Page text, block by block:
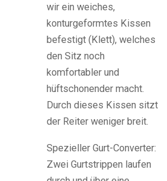
wir ein weiches,
konturgeformtes Kissen
befestigt (Klett), welches
den Sitz noch
komfortabler und
hüftschonender macht.
Durch dieses Kissen sitzt
der Reiter weniger breit.
Spezieller Gurt-Converter:
Zwei Gurtstrippen laufen